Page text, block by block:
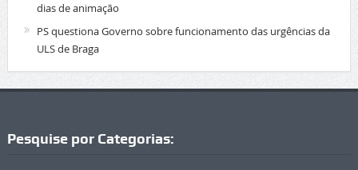
dias de animação
PS questiona Governo sobre funcionamento das urgências da
ULS de Braga
Pesquise por Categorias: